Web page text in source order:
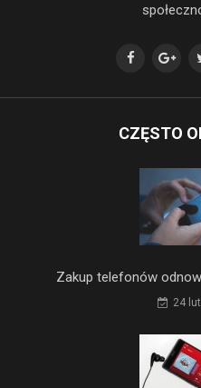
CZĘSTO
Zakup telefonów
24